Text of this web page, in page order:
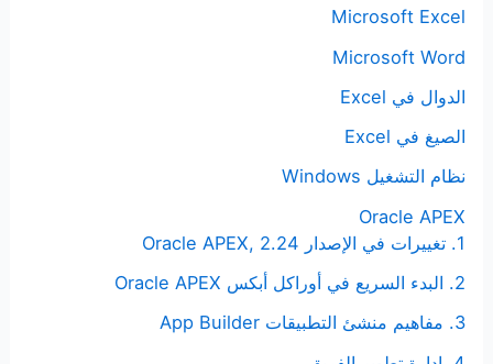
Microsoft Excel
Microsoft Word
الدوال في Excel
الصيغ في Excel
نظام التشغيل Windows
Oracle APEX
1. تغييرات في الإصدار Oracle APEX, 2.24
2. البدء السريع في أوراكل أبكس Oracle APEX
3. مفاهيم منشئ التطبيقات App Builder